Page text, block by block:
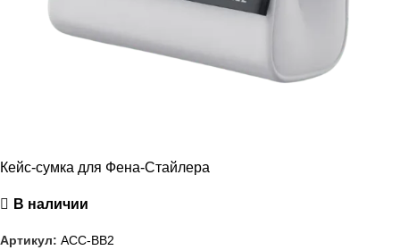
Кейс-сумка для Фена-Стайлера
В наличии
Артикул: ACC-BB2